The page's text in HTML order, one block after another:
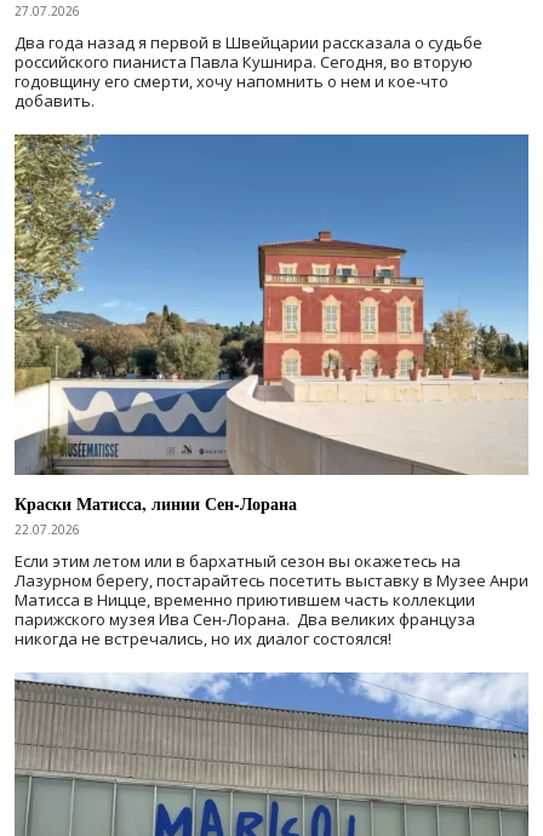
27.07.2026
Два года назад я первой в Швейцарии рассказала о судьбе
российского пианиста Павла Кушнира. Сегодня, во вторую
годовщину его смерти, хочу напомнить о нем и кое-что
добавить.
Краски Матисса, линии Сен-Лорана
22.07.2026
Если этим летом или в бархатный сезон вы окажетесь на
Лазурном берегу, постарайтесь посетить выставку в Музее Анри
Матисса в Ницце, временно приютившем часть коллекции
парижского музея Ива Сен-Лорана. Два великих француза
никогда не встречались, но их диалог состоялся!